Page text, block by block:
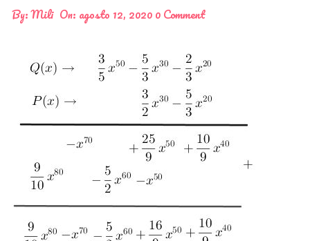
By:Mili On: agosto 12, 20200 Comment